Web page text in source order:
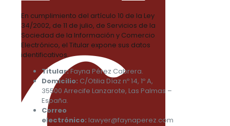
En cumplimiento del artículo 10 de la Ley
34/2002, de 11 de julio, de Servicios de la
Sociedad de la Información y Comercio
Electrónico, el Titular expone sus datos
identificativos.
Titular:Fayna Pérez Cabrera.
Domicilio: C/Otilia Díaz nº 14, 1º A,
35500 Arrecife Lanzarote, Las Palmas –
España.
Correo
electrónico: lawyer@faynaperez.com